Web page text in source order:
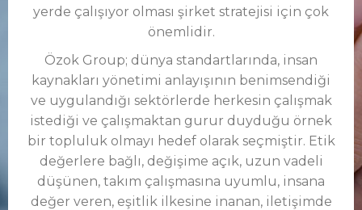
yerde çalışıyor olması şirket stratejisi için çok
önemlidir.
Özok Group; dünya standartlarında, insan
kaynakları yönetimi anlayışının benimsendiği
ve uygulandığı sektörlerde herkesin çalışmak
istediği ve çalışmaktan gurur duyduğu örnek
bir topluluk olmayı hedef olarak seçmiştir. Etik
değerlere bağlı, değişime açık, uzun vadeli
düşünen, takım çalışmasına uyumlu, insana
değer veren, eşitlik ilkesine inanan, iletişimde